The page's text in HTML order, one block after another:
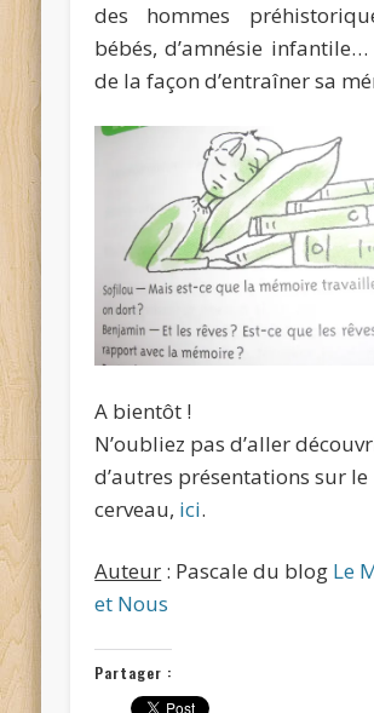
des hommes
bébés, d’amnésie
de la façon d’entraîner sa
A bientôt !
N’oubliez pas d’aller
d’autres présentations sur le
cerveau, ici.
Auteur : Pascale du blog Le
et Nous
Partager :